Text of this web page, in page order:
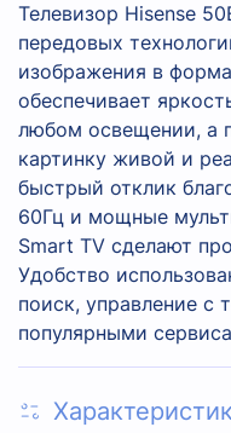
Телевизор Hisense
передовых
изображения в
обеспечивает
любом освещении, а
картинку живой и
быстрый отклик
60Гц и мощные
Smart TV сделают
Удобство
поиск, управление с
популярными